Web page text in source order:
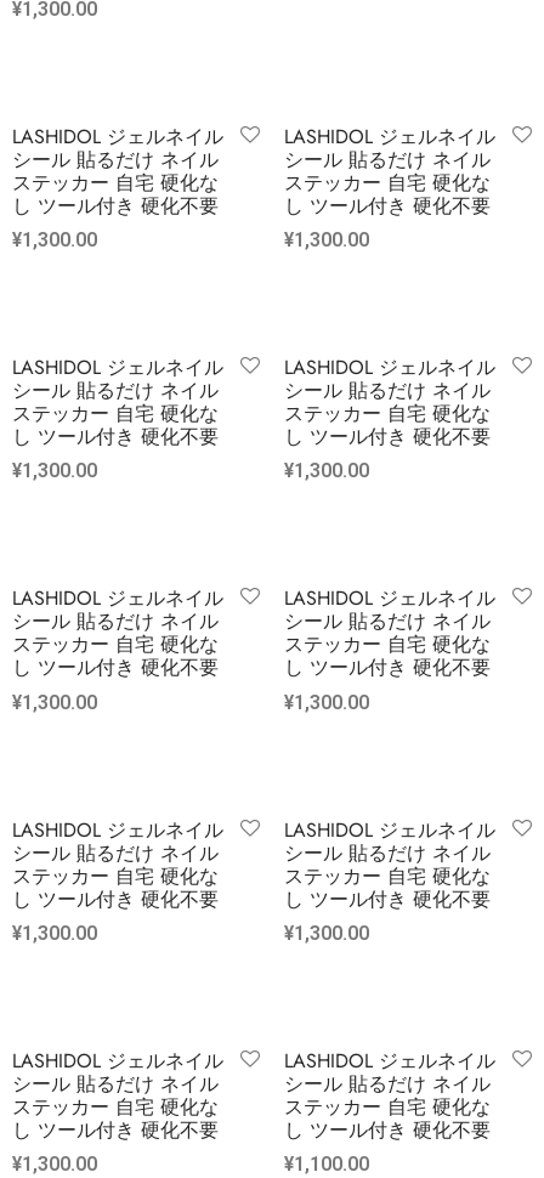
¥1,300.00
LASHIDOL ジェルネイル
シール 貼るだけ ネイル
ステッカー 自宅 硬化な
し ツール付き 硬化不要
¥1,300.00
LASHIDOL ジェルネイル
シール 貼るだけ ネイル
ステッカー 自宅 硬化な
し ツール付き 硬化不要
¥1,300.00
LASHIDOL ジェルネイル
シール 貼るだけ ネイル
ステッカー 自宅 硬化な
し ツール付き 硬化不要
¥1,300.00
LASHIDOL ジェルネイル
シール 貼るだけ ネイル
ステッカー 自宅 硬化な
し ツール付き 硬化不要
¥1,300.00
LASHIDOL ジェルネイル
シール 貼るだけ ネイル
ステッカー 自宅 硬化な
し ツール付き 硬化不要
¥1,300.00
LASHIDOL ジェルネイル
シール 貼るだけ ネイル
ステッカー 自宅 硬化な
し ツール付き 硬化不要
¥1,300.00
LASHIDOL ジェルネイル
シール 貼るだけ ネイル
ステッカー 自宅 硬化な
し ツール付き 硬化不要
¥1,300.00
LASHIDOL ジェルネイル
シール 貼るだけ ネイル
ステッカー 自宅 硬化な
し ツール付き 硬化不要
¥1,300.00
LASHIDOL ジェルネイル
シール 貼るだけ ネイル
ステッカー 自宅 硬化な
し ツール付き 硬化不要
¥1,300.00
LASHIDOL ジェルネイル
シール 貼るだけ ネイル
ステッカー 自宅 硬化な
し ツール付き 硬化不要
¥1,100.00